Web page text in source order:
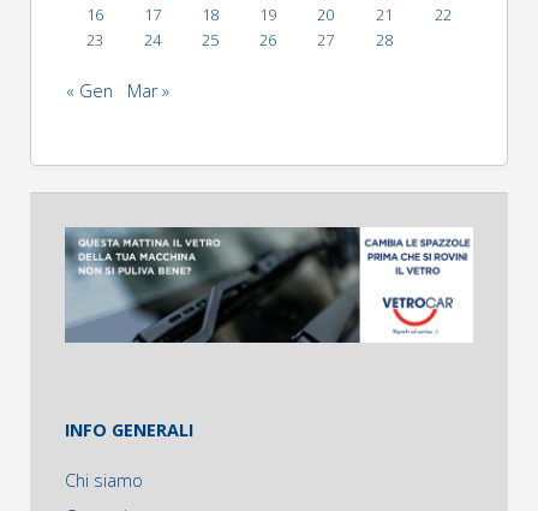
16
17 18 19 20 21
22
23
24 25 26 27 28
« Gen Mar »
INFO GENERALI
Chi siamo